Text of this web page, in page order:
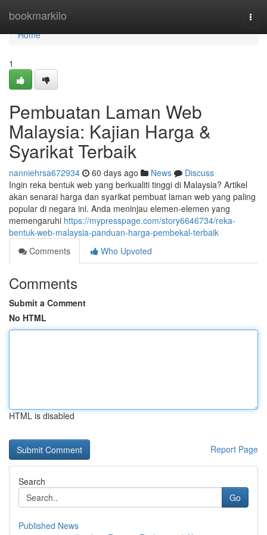
bookmarkilo
Home
Home
1
Pembuatan Laman Web
Malaysia: Kajian Harga &
Syarikat Terbaik
nanniehrsa672934 60 days ago News
Discuss
Ingin reka bentuk web yang berkualiti tinggi di Malaysia? Artikel
akan senarai harga dan syarikat pembuat laman web yang paling
popular di negara ini. Anda meninjau elemen-elemen yang
memengaruhi https://mypresspage.com/story6646734/reka-
bentuk-web-malaysia-panduan-harga-pembekal-terbaik
Comments
Who Upvoted
Comments
Submit a Comment
No HTML
HTML is disabled
Report Page
Search
Go
Published News